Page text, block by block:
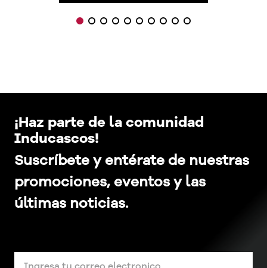
¡Haz parte de la comunidad
Inducascos!
Suscríbete y entérate de nuestras
promociones, eventos y las
últimas noticias.